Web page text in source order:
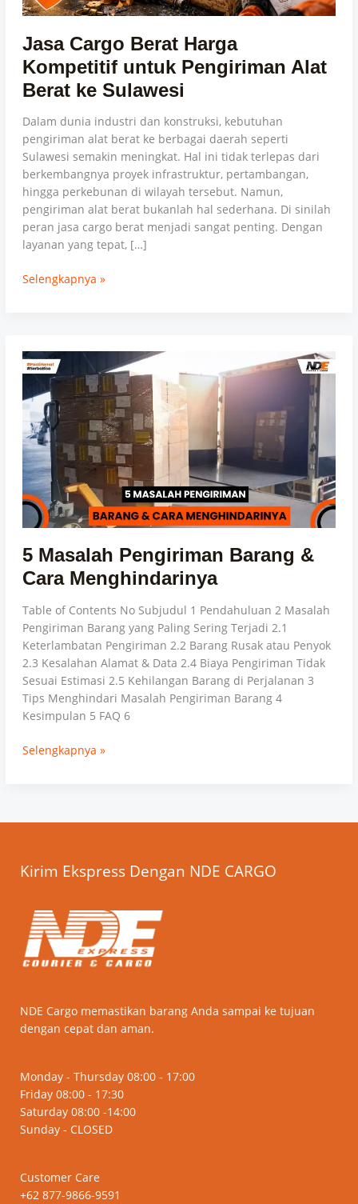
Jasa Cargo Berat Harga
Kompetitif untuk Pengiriman Alat
Berat ke Sulawesi
Dalam dunia industri dan konstruksi, kebutuhan
pengiriman alat berat ke berbagai daerah seperti
Sulawesi semakin meningkat. Hal ini tidak terlepas dari
berkembangnya proyek infrastruktur, pertambangan,
hingga perkebunan di wilayah tersebut. Namun,
pengiriman alat berat bukanlah hal sederhana. Di sinilah
peran jasa cargo berat menjadi sangat penting. Dengan
layanan yang tepat, […]
ke
Selengkapnya »
5 Masalah Pengiriman Barang &
Cara Menghindarinya
Table of Contents No Subjudul 1 Pendahuluan 2 Masalah
Pengiriman Barang yang Paling Sering Terjadi 2.1
Keterlambatan Pengiriman 2.2 Barang Rusak atau Penyok
2.3 Kesalahan Alamat & Data 2.4 Biaya Pengiriman Tidak
Sesuai Estimasi 2.5 Kehilangan Barang di Perjalanan 3
Tips Menghindari Masalah Pengiriman Barang 4
Kesimpulan 5 FAQ 6
5
Masalah
Pengiriman
Barang
&
Cara
Menghindarinya
Selengkapnya »
Kirim Ekspress Dengan NDE CARGO
NDE Cargo memastikan barang Anda sampai ke tujuan
dengan cepat dan aman.
Monday - Thursday 08:00 - 17:00
Friday 08:00 - 17:30
Saturday 08:00 -14:00
Sunday - CLOSED
Customer Care
+62 877-9866-9591